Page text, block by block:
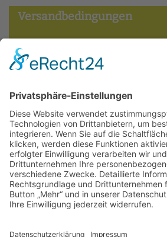
Versandbedingungen
Widerrufsbelehrung